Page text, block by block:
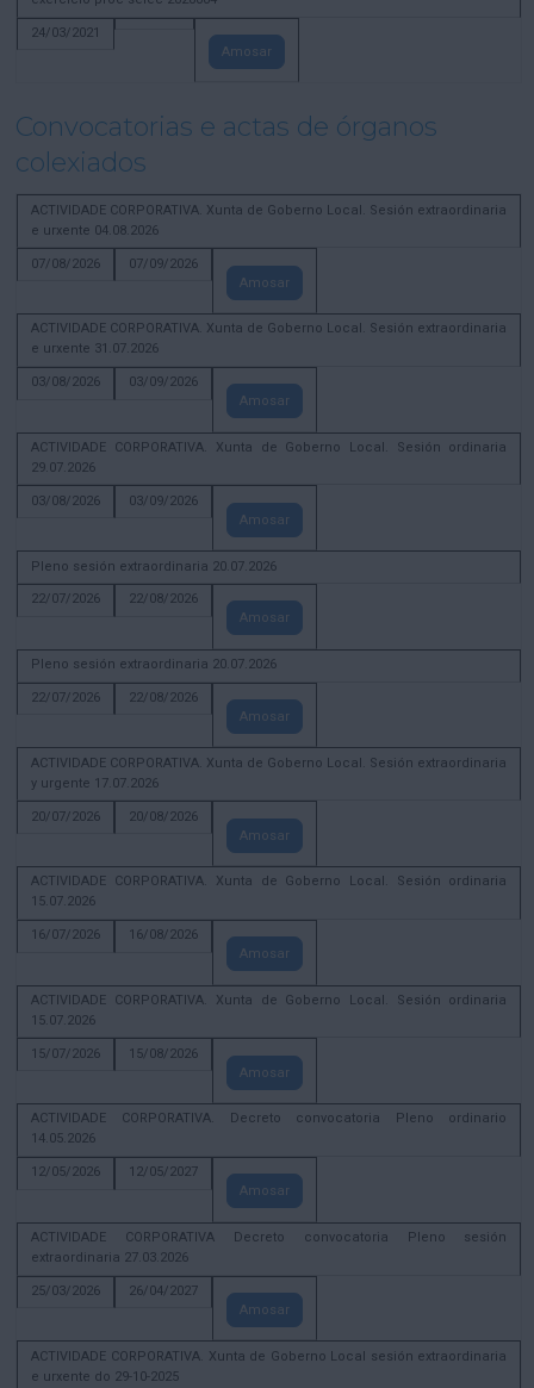
24/03/2021
Amosar
Convocatorias e actas de órganos
colexiados
ACTIVIDADE CORPORATIVA. Xunta de Goberno Local. Sesión extraordinaria
e urxente 04.08.2026
07/08/2026
07/09/2026
Amosar
ACTIVIDADE CORPORATIVA. Xunta de Goberno Local. Sesión extraordinaria
e urxente 31.07.2026
03/08/2026
03/09/2026
Amosar
ACTIVIDADE CORPORATIVA. Xunta de Goberno Local. Sesión ordinaria
29.07.2026
03/08/2026
03/09/2026
Amosar
Pleno sesión extraordinaria 20.07.2026
22/07/2026
22/08/2026
Amosar
Pleno sesión extraordinaria 20.07.2026
22/07/2026
22/08/2026
Amosar
ACTIVIDADE CORPORATIVA. Xunta de Goberno Local. Sesión extraordinaria
y urgente 17.07.2026
20/07/2026
20/08/2026
Amosar
ACTIVIDADE CORPORATIVA. Xunta de Goberno Local. Sesión ordinaria
15.07.2026
16/07/2026
16/08/2026
Amosar
ACTIVIDADE CORPORATIVA. Xunta de Goberno Local. Sesión ordinaria
15.07.2026
15/07/2026
15/08/2026
Amosar
ACTIVIDADE CORPORATIVA. Decreto convocatoria Pleno ordinario
14.05.2026
12/05/2026
12/05/2027
Amosar
ACTIVIDADE CORPORATIVA Decreto convocatoria Pleno sesión
extraordinaria 27.03.2026
25/03/2026
26/04/2027
Amosar
ACTIVIDADE CORPORATIVA. Xunta de Goberno Local sesión extraordinaria
e urxente do 29-10-2025